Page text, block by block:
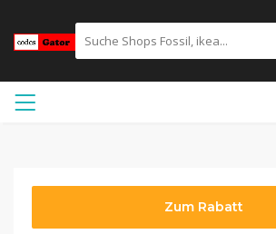
Zum Rabatt